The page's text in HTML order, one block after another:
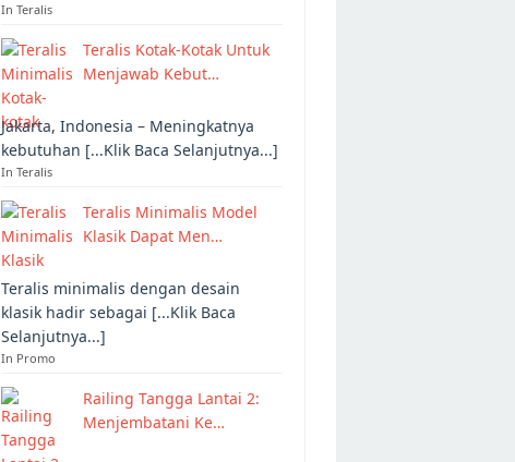
In Teralis
Teralis Kotak-Kotak Untuk
Menjawab Kebut…
Jakarta, Indonesia – Meningkatnya
kebutuhan [...Klik Baca Selanjutnya...]
In Teralis
Teralis Minimalis Model
Klasik Dapat Men…
Teralis minimalis dengan desain
klasik hadir sebagai [...Klik Baca
Selanjutnya...]
In Promo
Railing Tangga Lantai 2:
Menjembatani Ke…